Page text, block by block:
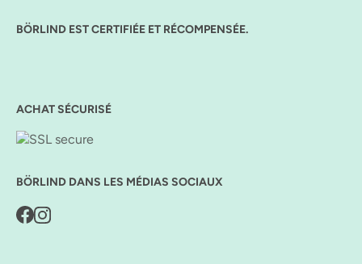
BÖRLIND EST CERTIFIÉE ET RÉCOMPENSÉE.
ACHAT SÉCURISÉ
BÖRLIND DANS LES MÉDIAS SOCIAUX